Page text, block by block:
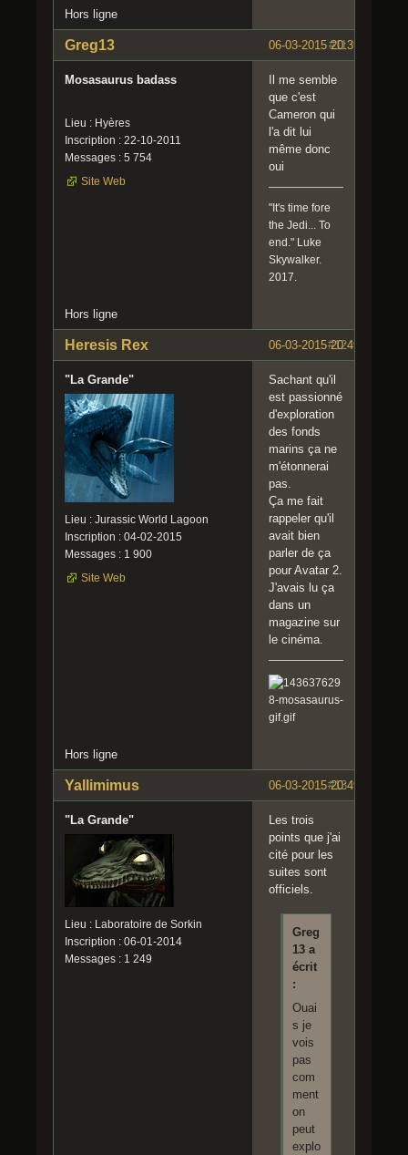
Hors ligne
#11
06-03-2015 20:39:36
Greg13
Mosasaurus badass
Lieu : Hyères
Inscription : 22-10-2011
Messages : 5 754
Site Web
Il me semble
que c'est
Cameron qui
l'a dit lui
même donc
oui
"It's time fore
the Jedi... To
end." Luke
Skywalker.
2017.
Hors ligne
#12
06-03-2015 20:49:46
Heresis Rex
"La Grande"
Lieu : Jurassic World Lagoon
Inscription : 04-02-2015
Messages : 1 900
Site Web
Sachant qu'il
est passionné
d'exploration
des fonds
marins ça ne
m'étonnerai
pas.
Ça me fait
rappeler qu'il
avait bien
parler de ça
pour Avatar 2.
J'avais lu ça
dans un
magazine sur
le cinéma.
Hors ligne
#13
06-03-2015 20:49:47
Yallimimus
"La Grande"
Lieu : Laboratoire de Sorkin
Inscription : 06-01-2014
Messages : 1 249
Les trois
points que j'ai
cité pour les
suites sont
officiels.
Greg
13 a
écrit
:
Ouai
s je
vois
pas
com
ment
on
peut
explo